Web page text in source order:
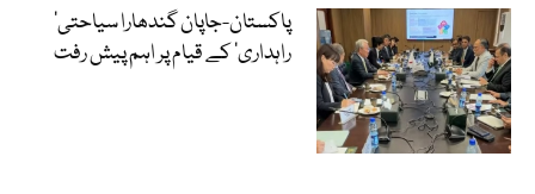
‘پاکستان-جاپان گندھارا سیاحتی
راہداری’ کے قیام پر اہم پیش رفت